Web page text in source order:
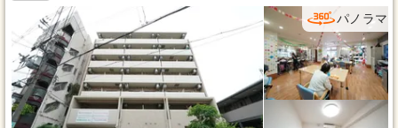
パノラマ